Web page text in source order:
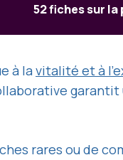
52 fiches sur la
à lavitalité et à
rares ou de